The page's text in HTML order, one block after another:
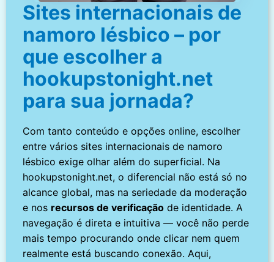
Sites internacionais de
namoro lésbico – por
que escolher a
hookupstonight.net
para sua jornada?
Com tanto conteúdo e opções online, escolher
entre vários sites internacionais de namoro
lésbico exige olhar além do superficial. Na
hookupstonight.net, o diferencial não está só no
alcance global, mas na seriedade da moderação
e nos recursos de verificação de identidade. A
navegação é direta e intuitiva — você não perde
mais tempo procurando onde clicar nem quem
realmente está buscando conexão. Aqui,